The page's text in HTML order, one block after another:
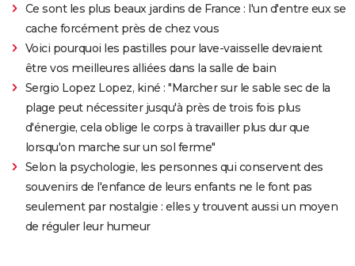
Ce sont les plus beaux jardins de France : l'un d'entre eux se
cache forcément près de chez vous
Voici pourquoi les pastilles pour lave-vaisselle devraient
être vos meilleures alliées dans la salle de bain
Sergio Lopez Lopez, kiné : "Marcher sur le sable sec de la
plage peut nécessiter jusqu'à près de trois fois plus
d'énergie, cela oblige le corps à travailler plus dur que
lorsqu'on marche sur un sol ferme"
Selon la psychologie, les personnes qui conservent des
souvenirs de l'enfance de leurs enfants ne le font pas
seulement par nostalgie : elles y trouvent aussi un moyen
de réguler leur humeur